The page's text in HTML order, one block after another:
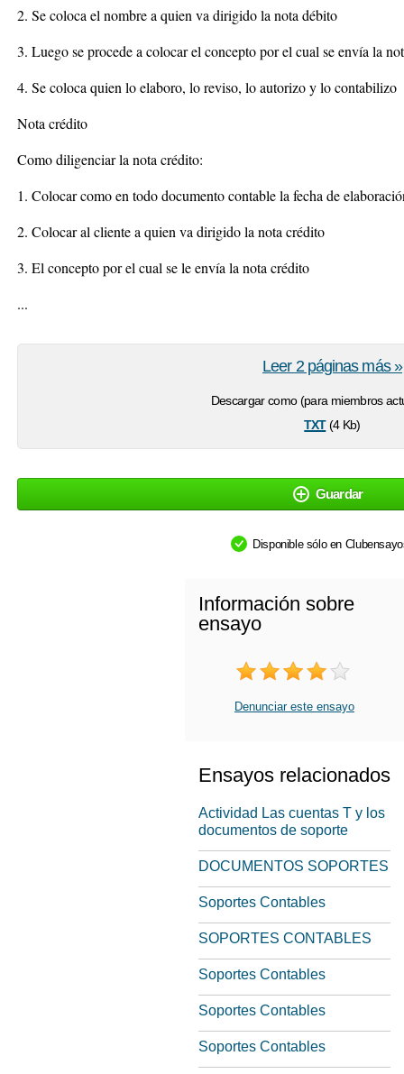
2. Se coloca el nombre a quien va dirigido la nota débito
3. Luego se procede a colocar el concepto por el cual se envía la
4. Se coloca quien lo elaboro, lo reviso, lo autorizo y lo contabilizo
Nota crédito
Como diligenciar la nota crédito:
1. Colocar como en todo documento contable la fecha de
2. Colocar al cliente a quien va dirigido la nota crédito
3. El concepto por el cual se le envía la nota crédito
...
Descargar como (para miembros
txt(4 Kb)
Leer 2 páginas más »
Guardar
Disponible sólo en
Información sobre
ensayo
Denunciar este ensayo
Ensayos relacionados
Actividad Las cuentas T y los
documentos de soporte
DOCUMENTOS SOPORTES
Soportes Contables
SOPORTES CONTABLES
Soportes Contables
Soportes Contables
Soportes Contables